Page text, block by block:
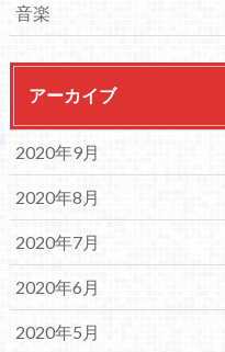
音楽
アーカイブ
2020年9月
2020年8月
2020年7月
2020年6月
2020年5月